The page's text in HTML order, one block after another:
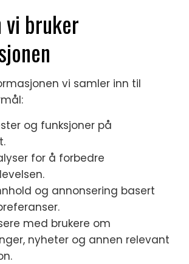
vi bruker
vi samler inn til
og funksjoner på
for å forbedre
og annonsering basert
med brukere om
nyheter og annen relevant